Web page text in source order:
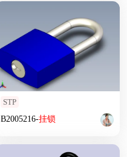
STP
B2005216-挂锁